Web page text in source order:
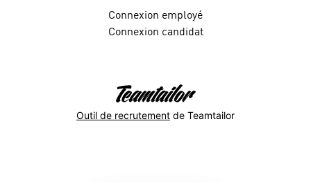
Connexion employé
Connexion candidat
Outil de recrutement de Teamtailor